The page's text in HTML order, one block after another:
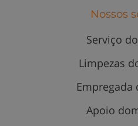
Nossos
Serviço
Limpezas
Empregada
Apoio